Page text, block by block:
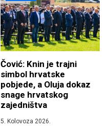
Čović: Knin je trajni
simbol hrvatske
pobjede, a Oluja dokaz
snage hrvatskog
zajedništva
5. Kolovoza 2026.